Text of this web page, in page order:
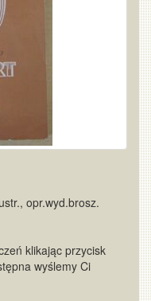
opr.wyd.brosz.
klikając przycisk
wyślemy Ci